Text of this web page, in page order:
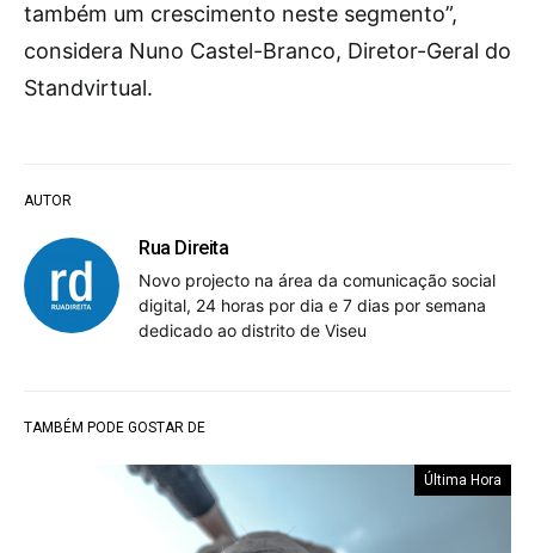
AUTOR
Rua Direita
Novo projecto na área da comunicação social
digital, 24 horas por dia e 7 dias por semana
dedicado ao distrito de Viseu
também um crescimento neste segmento”,
considera Nuno Castel-Branco, Diretor-Geral do
Standvirtual.
TAMBÉM PODE GOSTAR DE
Última Hora